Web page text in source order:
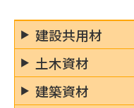
建設共用材
土木資材
建築資材